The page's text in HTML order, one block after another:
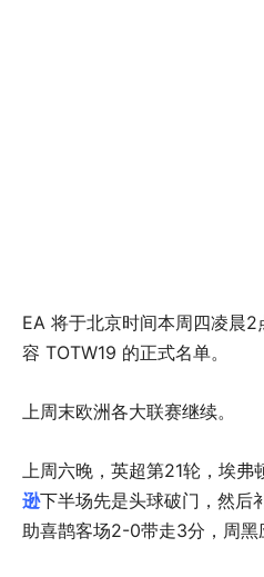
EA 将于北京时间本周四凌晨
容 TOTW19 的正式名单。
上周末欧洲各大联赛继续。
上周六晚，英超第21轮，埃弗
逊下半场先是头球破门，然后
助喜鹊客场2-0带走3分，周黑